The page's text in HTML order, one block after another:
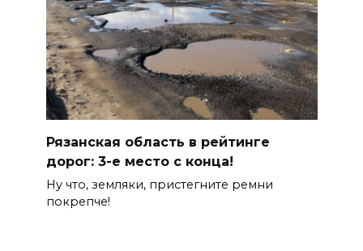
Рязанская область в рейтинге
дорог: 3-е место с конца!
Ну что, земляки, пристегните ремни
покрепче!